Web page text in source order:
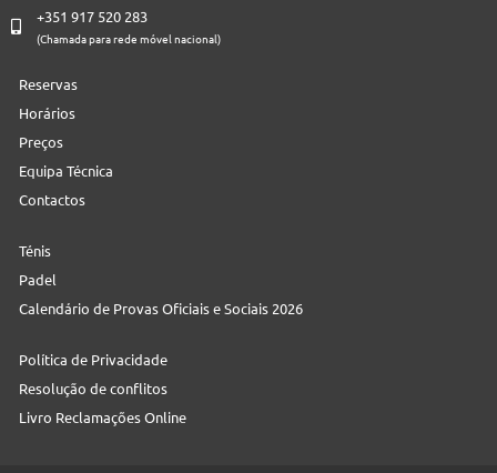
+351 917 520 283
(Chamada para rede móvel nacional)
Reservas
Horários
Preços
Equipa Técnica
Contactos
Ténis
Padel
Calendário de Provas Oficiais e Sociais 2026
Política de Privacidade
Resolução de conflitos
Livro Reclamações Online